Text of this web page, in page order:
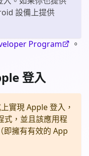
設備上提供
Program 。
登入
實現 Apple 登入，
式，並且該應用程
即擁有有效的 App